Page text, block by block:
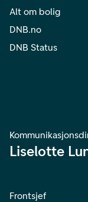
Alt om bolig
DNB.no
DNB Status
Liselotte
Frontsjef